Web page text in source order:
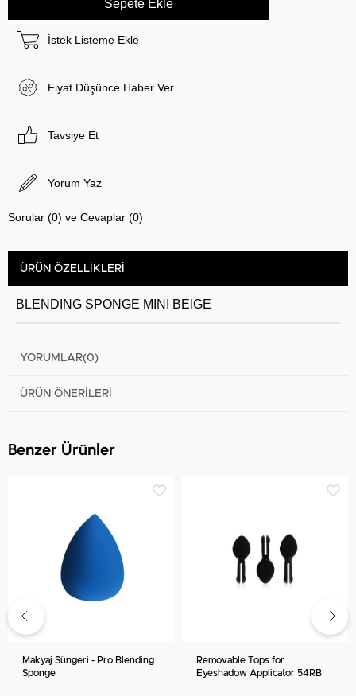
İstek Listeme Ekle
Fiyat Düşünce Haber Ver
Tavsiye Et
Yorum Yaz
Sorular (0) ve Cevaplar (0)
ÜRÜN ÖZELLIKLERI
BLENDING SPONGE MINI BEIGE
YORUMLAR(0)
ÜRÜN ÖNERILERI
Benzer Ürünler
Makyaj Süngeri - Pro Blending
Sponge
Removable Tops for
Eyeshadow Applicator 54RB